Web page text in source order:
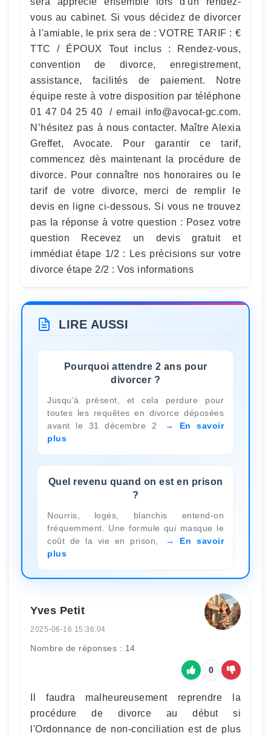
vous au cabinet. Si vous décidez de divorcer
à l'amiable, le prix sera de : VOTRE TARIF : €
TTC / ÉPOUX Tout inclus : Rendez-vous,
convention de divorce, enregistrement,
assistance, facilités de paiement. Notre
équipe reste à votre disposition par téléphone
01 47 04 25 40 / email info@avocat-gc.com.
N’hésitez pas à nous contacter. Maître Alexia
Greffet, Avocate. Pour garantir ce tarif,
commencez dès maintenant la procédure de
divorce. Pour connaître nos honoraires ou le
tarif de votre divorce, merci de remplir le
devis en ligne ci-dessous. Si vous ne trouvez
pas la réponse à votre question : Posez votre
question Recevez un devis gratuit et
immédiat étape 1/2 : Les précisions sur votre
divorce étape 2/2 : Vos informations
LIRE AUSSI
Pourquoi attendre 2 ans pour
divorcer ?
Jusqu’à présent, et cela perdure pour
toutes les requêtes en divorce déposées
avant le 31 décembre 2
En savoir
plus
Quel revenu quand on est en prison
?
Nourris, logés, blanchis entend-on
fréquemment. Une formule qui masque le
coût de la vie en prison,
En savoir
plus
Yves Petit
2025-06-16 15:36:04
Nombre de réponses : 14
0
Il faudra malheureusement reprendre la
procédure de divorce au début si
l'Ordonnance de non-conciliation est de plus